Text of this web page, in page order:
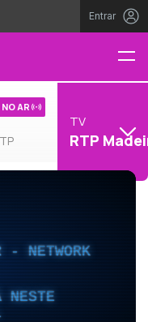
Entrar
NO AR
TV
RTP
- NETWORK
NESTE